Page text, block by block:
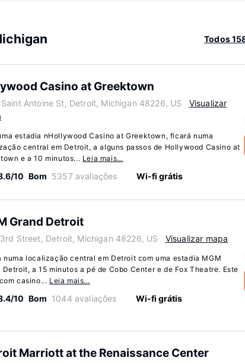
Todos
Casino at Greektown
Antoine St, Detroit, Michigan 48226, US
Visualizar
estadia nHollywood Casino at Greektown, ficará numa
central em Detroit, a alguns passos de Hollywood Casino at
e a 10 minutos... Leia mais…
10 Bom 5357 avaliações Wi-fi grátis
Grand Detroit
Street, Detroit, Michigan 48226, US Visualizar mapa
numa localização central em Detroit com uma estadia MGM
Detroit, a 15 minutos a pé de Cobo Center e de Fox Theatre. Este
casino... Leia mais…
10 Bom 1044 avaliações Wi-fi grátis
Marriott at the Renaissance Center